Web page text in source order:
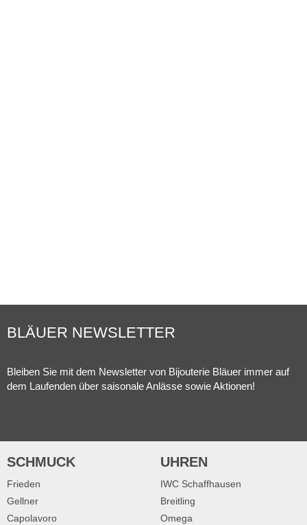
BLÄUER NEWSLETTER
Bleiben Sie mit dem Newsletter von Bijouterie Bläuer immer auf
dem Laufenden über saisonale Anlässe sowie Aktionen!
SCHMUCK
Frieden
Gellner
Capolavoro
UHREN
IWC Schaffhausen
Breitling
Omega